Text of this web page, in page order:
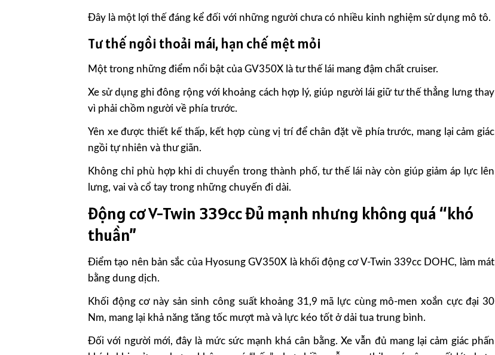
Đây là một lợi thế đáng kể đối với những người chưa có nhiều kinh nghiệm sử dụng mô tô.
Tư thế ngồi thoải mái, hạn chế mệt mỏi
Một trong những điểm nổi bật của GV350X là tư thế lái mang đậm chất cruiser.
Xe sử dụng ghi đông rộng với khoảng cách hợp lý, giúp người lái giữ tư thế thẳng lưng thay
vì phải chồm người về phía trước.
Yên xe được thiết kế thấp, kết hợp cùng vị trí để chân đặt về phía trước, mang lại cảm giác
ngồi tự nhiên và thư giãn.
Không chỉ phù hợp khi di chuyển trong thành phố, tư thế lái này còn giúp giảm áp lực lên
lưng, vai và cổ tay trong những chuyến đi dài.
Động cơ V-Twin 339cc đủ mạnh nhưng không quá “khó
thuần”
Điểm tạo nên bản sắc của Hyosung GV350X là khối động cơ V-Twin 339cc DOHC, làm mát
bằng dung dịch.
Khối động cơ này sản sinh công suất khoảng 31,9 mã lực cùng mô-men xoắn cực đại 30
Nm, mang lại khả năng tăng tốc mượt mà và lực kéo tốt ở dải tua trung bình.
Đối với người mới, đây là mức sức mạnh khá cân bằng. Xe vẫn đủ mang lại cảm giác phấn